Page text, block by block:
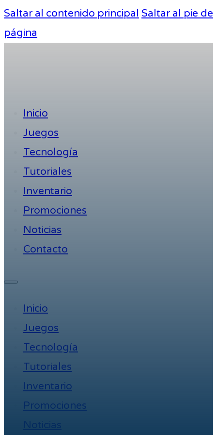
Saltar al contenido principal Saltar al pie de
página
Inicio
Juegos
Tecnología
Tutoriales
Inventario
Promociones
Noticias
Contacto
Inicio
Juegos
Tecnología
Tutoriales
Inventario
Promociones